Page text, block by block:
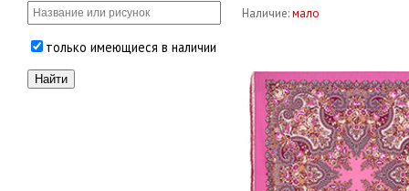
только имеющиеся в наличии
Наличие:мало